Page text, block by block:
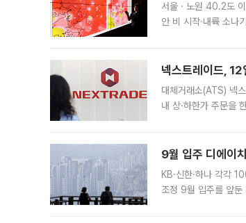
서울ㆍ노원 40.2도
안 비 시작·내륙 소나
넥스트레이드, 12
대체거래소(ATS) 넥
내 상·하한가 주문을
9월 입주 디에이
KB·신한·하나 각각
조정 9월 입주를 앞둔